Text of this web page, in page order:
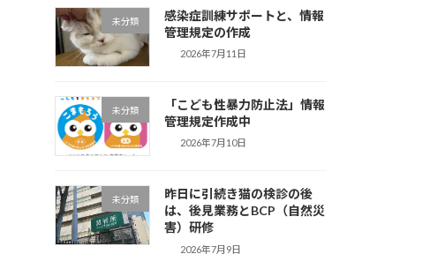
未分類
感染症訓練サポートと、情報
管理規定の作成
2026年7月11日
未分類
「こども性暴力防止法」情報
管理規定作成中
2026年7月10日
未分類
昨日に引続き猫の検診の後
は、後見業務とBCP（自然災
害）研修
2026年7月9日